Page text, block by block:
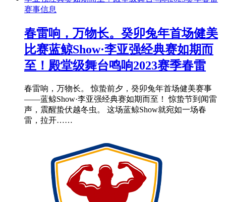
赛事信息
春雷响，万物长。癸卯兔年首场健美
比赛蓝鲸Show·李亚强经典赛如期而
至！殿堂级舞台鸣响2023赛季春雷
春雷响，万物长。 惊蛰前夕，癸卯兔年首场健美赛事
——蓝鲸Show·李亚强经典赛如期而至！ 惊蛰节到闻雷
声，震醒蛰伏越冬虫。 这场蓝鲸Show就宛如一场春
雷，拉开……